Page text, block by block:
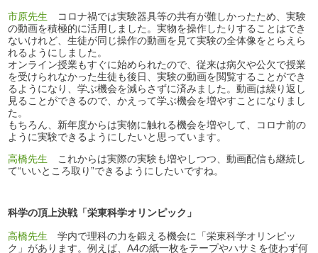
市原先生 コロナ禍では実験器具等の共有が難しかったため、実験
の動画を積極的に活用しました。実物を操作したりすることはでき
ないけれど、生徒が同じ操作の動画を見て実験の全体像をとらえら
れるようにしました。
オンライン授業もすぐに始められたので、従来は病欠や公欠で授業
を受けられなかった生徒も後日、実験の動画を閲覧することができ
るようになり、学ぶ機会を減らさずに済みました。動画は繰り返し
見ることができるので、かえって学ぶ機会を増やすことになりまし
た。
もちろん、新年度からは実物に触れる機会を増やして、コロナ前の
ように実験できるようにしたいと思っています。
高橋先生 これからは実際の実験も増やしつつ、動画配信も継続し
て“いいところ取り”できるようにしたいですね。
科学の頂上決戦「栄東科学オリンピック」
高橋先生 学内で理科の力を鍛える機会に「栄東科学オリンピッ
ク」があります。例えば、A4の紙一枚をテープやハサミを使わず何